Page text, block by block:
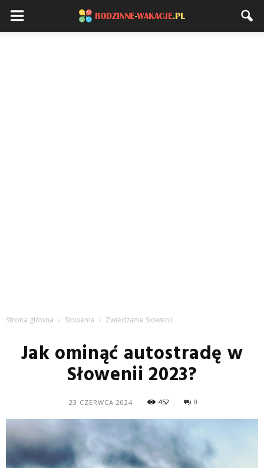
Strona główna Słowenia Zwiedzanie Słowenii
Jak ominąć autostradę w
Słowenii 2023?
23 CZERWCA 2024 452 0